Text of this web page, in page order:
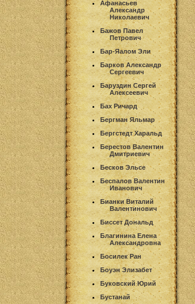
Афанасьев
Александр
Николаевич
Бажов Павел
Петрович
Бар-Яалом Эли
Барков Александр
Сергеевич
Баруздин Сергей
Алексеевич
Бах Ричард
Бергман Яльмар
Бергстедт Харальд
Берестов Валентин
Дмитриевич
Бесков Эльсе
Беспалов Валентин
Иванович
Бианки Виталий
Валентинович
Биссет Дональд
Благинина Елена
Александровна
Босилек Ран
Боуэн Элизабет
Буковский Юрий
Бустанай